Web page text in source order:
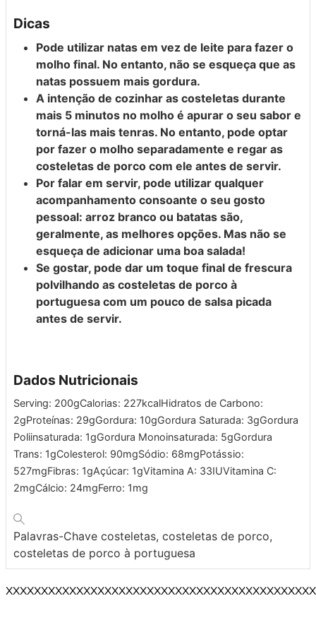
Dicas
Pode utilizar natas em vez de leite para fazer o
molho final. No entanto, não se esqueça que as
natas possuem mais gordura.
A intenção de cozinhar as costeletas durante
mais 5 minutos no molho é apurar o seu sabor e
torná-las mais tenras. No entanto, pode optar
por fazer o molho separadamente e regar as
costeletas de porco com ele antes de servir.
Por falar em servir, pode utilizar qualquer
acompanhamento consoante o seu gosto
pessoal: arroz branco ou batatas são,
geralmente, as melhores opções. Mas não se
esqueça de adicionar uma boa salada!
Se gostar, pode dar um toque final de frescura
polvilhando as costeletas de porco à
portuguesa com um pouco de salsa picada
antes de servir.
Dados Nutricionais
Serving: 200gCalorias: 227kcalHidratos de Carbono:
2gProteínas: 29gGordura: 10gGordura Saturada: 3gGordura
Poliinsaturada: 1gGordura Monoinsaturada: 5gGordura
Trans: 1gColesterol: 90mgSódio: 68mgPotássio:
527mgFibras: 1gAçúcar: 1gVitamina A: 33IUVitamina C:
2mgCálcio: 24mgFerro: 1mg
Palavras-Chave costeletas, costeletas de porco,
costeletas de porco à portuguesa